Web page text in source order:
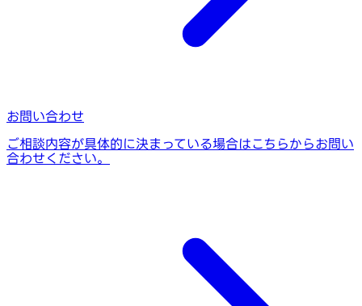
お問い合わせ
ご相談内容が具体的に決まっている場合はこちらからお問い
合わせください。